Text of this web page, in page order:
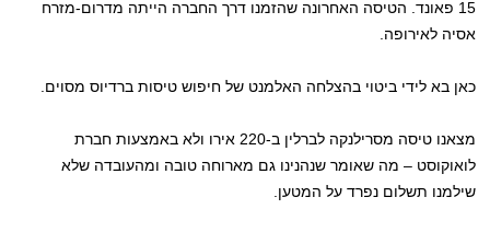
15 פאונד. הטיסה האחרונה שהזמנו דרך החברה הייתה מדרום-מזרח
אסיה לאירופה.
כאן בא לידי ביטוי בהצלחה האלמנט של חיפוש טיסות ברדיוס מסוים.
מצאנו טיסה מסרילנקה לברלין ב-220 אירו ולא באמצעות חברת
לואוקוסט – מה שאומר שנהנינו גם מארוחה טובה ומהעובדה שלא
שילמנו תשלום נפרד על המטען.